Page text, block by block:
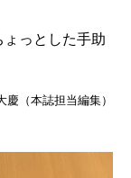
っとした手助
慶（本誌担当編集）